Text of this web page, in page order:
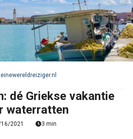
dé Griekse vakantie
waterratten
2021 3 min